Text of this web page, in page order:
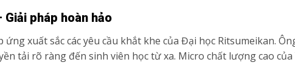
pháp hoàn hảo
ứng xuất sắc các yêu cầu khắt khe của Đại học Ritsumeikan.
tải rõ ràng đến sinh viên học từ xa. Micro chất lượng cao